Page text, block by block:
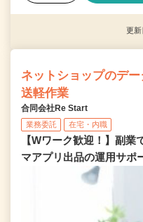
更
ネットショップのデ
送軽作業
合同会社Re Start
業務委託 在宅・内職
【Wワーク歓迎！】副業
マアプリ出品の運用サポ